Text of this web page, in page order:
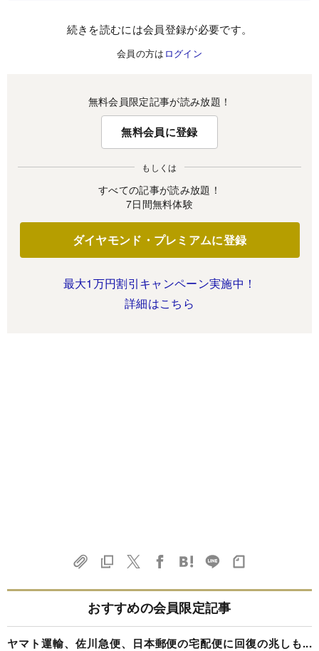
続きを読むには会員登録が必要です。
会員の方は ログイン
無料会員限定記事が読み放題！
無料会員に登録
もしくは
すべての記事が読み放題！
7日間無料体験
ダイヤモンド・プレミアムに登録
最大1万円割引キャンペーン実施中！
詳細はこちら
おすすめの会員限定記事
ヤマト運輸、佐川急便、日本郵便の宅配便に回復の兆しも...